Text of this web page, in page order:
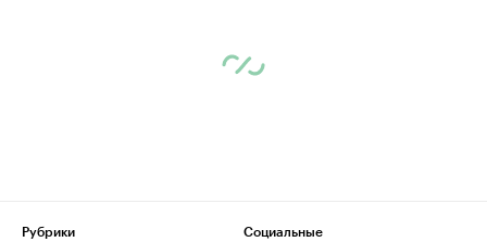
Рубрики
Социальные